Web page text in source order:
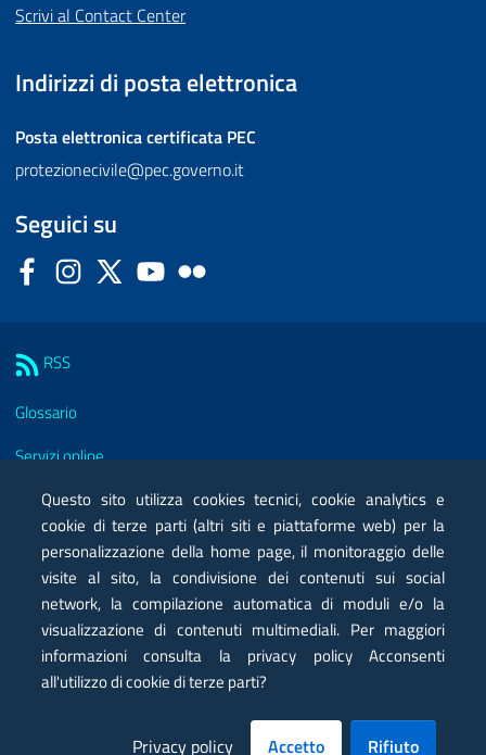
Scrivi al Contact Center
Indirizzi di posta elettronica
Posta elettronica certificata PEC
protezionecivile@pec.governo.it
Seguici su
FacebookInstagram
Twitter YouTube
RSS
Glossario
Servizi online
Moduli
Posta elettronica certificata PEC
Privacy
Note legali
Contatti
Questo sito utilizza cookies tecnici, cookie analytics e
cookie di terze parti (altri siti e piattaforme web) per la
personalizzazione della home page, il monitoraggio delle
visite al sito, la condivisione dei contenuti sui social
network, la compilazione automatica di moduli e/o la
visualizzazione di contenuti multimediali. Per maggiori
informazioni consulta la privacy policy Acconsenti
all'utilizzo di cookie di terze parti?
Privacy policy Accetto Rifiuto